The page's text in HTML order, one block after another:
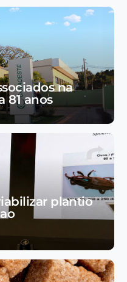
na
81 anos
plantio